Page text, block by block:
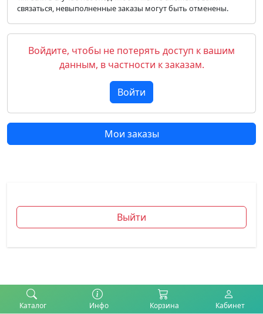
связаться, невыполненные заказы могут быть отменены.
Войдите, чтобы не потерять доступ к вашим
данным, в частности к заказам.
Войти
Мои заказы
Выйти
Каталог Инфо Корзина Кабинет